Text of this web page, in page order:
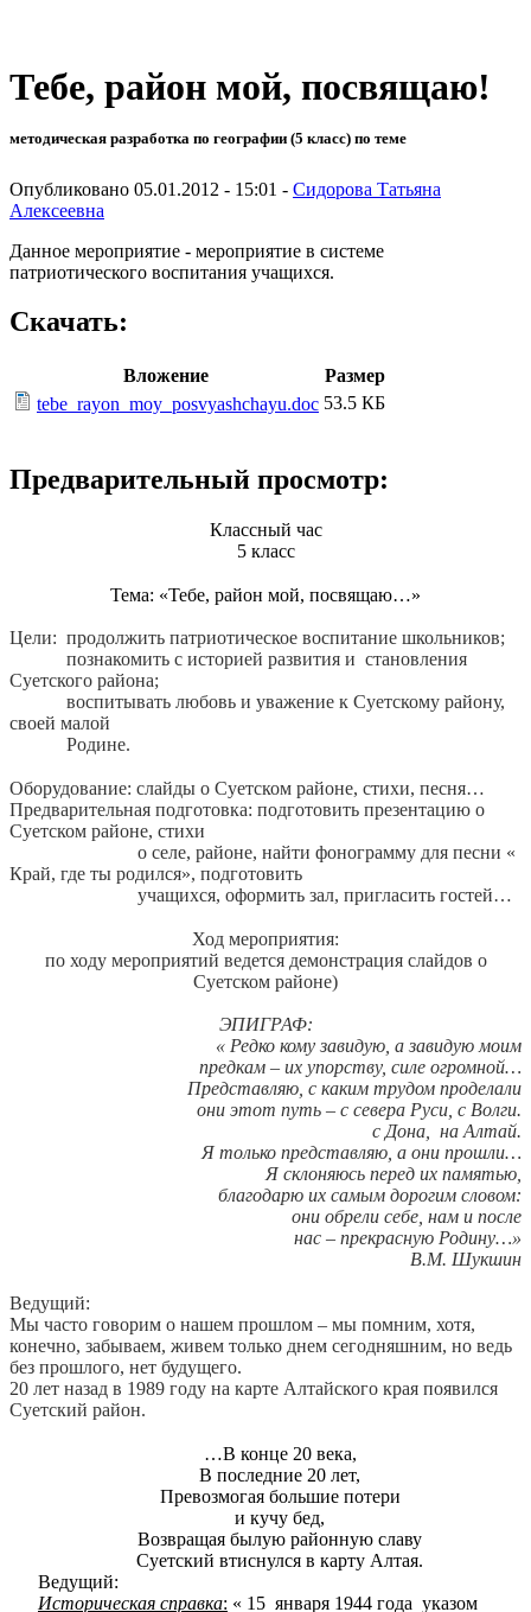
Тебе, район мой, посвящаю!
методическая разработка по географии (5 класс) по теме
Опубликовано 05.01.2012 - 15:01 - Сидорова Татьяна
Алексеевна
Данное мероприятие - мероприятие в системе
патриотического воспитания учащихся.
Скачать:
Вложение
Размер
tebe_rayon_moy_posvyashchayu.doc 53.5 КБ
Предварительный просмотр:
Классный час
5 класс
Тема: «Тебе, район мой, посвящаю…»
Цели: продолжить патриотическое воспитание школьников;
познакомить с историей развития и становления
Суетского района;
воспитывать любовь и уважение к Суетскому району,
своей малой
Родине.
Оборудование: слайды о Суетском районе, стихи, песня…
Предварительная подготовка: подготовить презентацию о
Суетском районе, стихи
о селе, районе, найти фонограмму для песни «
Край, где ты родился», подготовить
учащихся, оформить зал, пригласить гостей…
Ход мероприятия:
по ходу мероприятий ведется демонстрация слайдов о
Суетском районе)
ЭПИГРАФ:
« Редко кому завидую, а завидую моим
предкам – их упорству, силе огромной…
Представляю, с каким трудом проделали
они этот путь – с севера Руси, с Волги.
с Дона, на Алтай.
Я только представляю, а они прошли…
Я склоняюсь перед их памятью,
благодарю их самым дорогим словом:
они обрели себе, нам и после
нас – прекрасную Родину…»
В.М. Шукшин
Ведущий:
Мы часто говорим о нашем прошлом – мы помним, хотя,
конечно, забываем, живем только днем сегодняшним, но ведь
без прошлого, нет будущего.
20 лет назад в 1989 году на карте Алтайского края появился
Суетский район.
…В конце 20 века,
В последние 20 лет,
Превозмогая большие потери
и кучу бед,
Возвращая былую районную славу
Суетский втиснулся в карту Алтая.
Ведущий:
Историческая справка: « 15 января 1944 года указом